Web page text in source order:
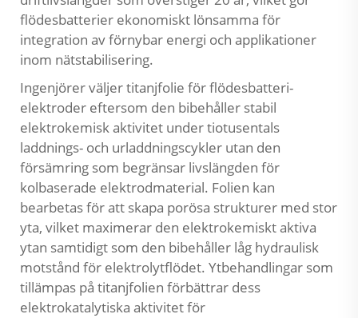
flödesbatterier ekonomiskt lönsamma för
integration av förnybar energi och applikationer
inom nätstabilisering.
Ingenjörer väljer titanjfolie för flödesbatteri-
elektroder eftersom den bibehåller stabil
elektrokemisk aktivitet under tiotusentals
laddnings- och urladdningscykler utan den
försämring som begränsar livslängden för
kolbaserade elektrodmaterial. Folien kan
bearbetas för att skapa porösa strukturer med stor
yta, vilket maximerar den elektrokemiskt aktiva
ytan samtidigt som den bibehåller låg hydraulisk
motstånd för elektrolytflödet. Ytbehandlingar som
tillämpas på titanjfolien förbättrar dess
elektrokatalytiska aktivitet för